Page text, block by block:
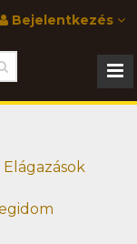
Bejelentkezés
Elágazások